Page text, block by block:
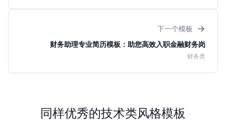
下一个模板 →
财务助理专业简历模板：助您高效入职金融财务岗
财务类
同样优秀的技术类风格模板